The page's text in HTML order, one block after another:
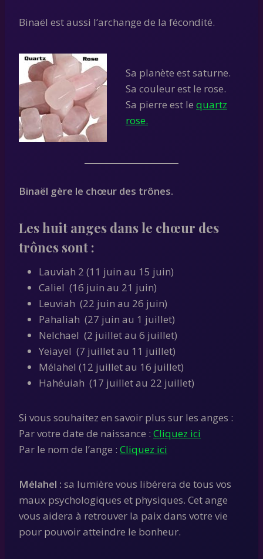
Binaël est aussi l’archange de la fécondité.
Sa planète est saturne.
Sa couleur est le rose.
Sa pierre est le quartz
rose.
Binaël gère le chœur des trônes.
Les huit anges dans le chœur des
trônes sont :
Lauviah 2 (11 juin au 15 juin)
Caliel (16 juin au 21 juin)
Leuviah (22 juin au 26 juin)
Pahaliah (27 juin au 1 juillet)
Nelchael (2 juillet au 6 juillet)
Yeiayel (7 juillet au 11 juillet)
Mélahel (12 juillet au 16 juillet)
Hahéuiah (17 juillet au 22 juillet)
Si vous souhaitez en savoir plus sur les anges :
Par votre date de naissance : Cliquez ici
Par le nom de l’ange : Cliquez ici
Mélahel : sa lumière vous libérera de tous vos
maux psychologiques et physiques. Cet ange
vous aidera à retrouver la paix dans votre vie
pour pouvoir atteindre le bonheur.